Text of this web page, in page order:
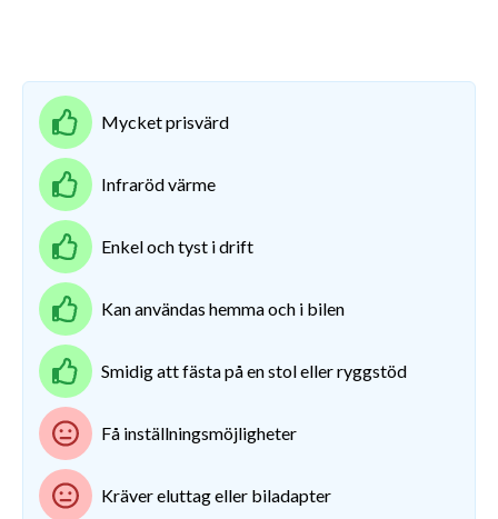
Mycket prisvärd
Infraröd värme
Enkel och tyst i drift
Kan användas hemma och i bilen
Smidig att fästa på en stol eller ryggstöd
Få inställningsmöjligheter
Kräver eluttag eller biladapter